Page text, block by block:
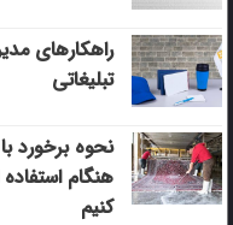
راهکارهای
تبلیغاتی
نحوه برخورد
هنگام
کنیم